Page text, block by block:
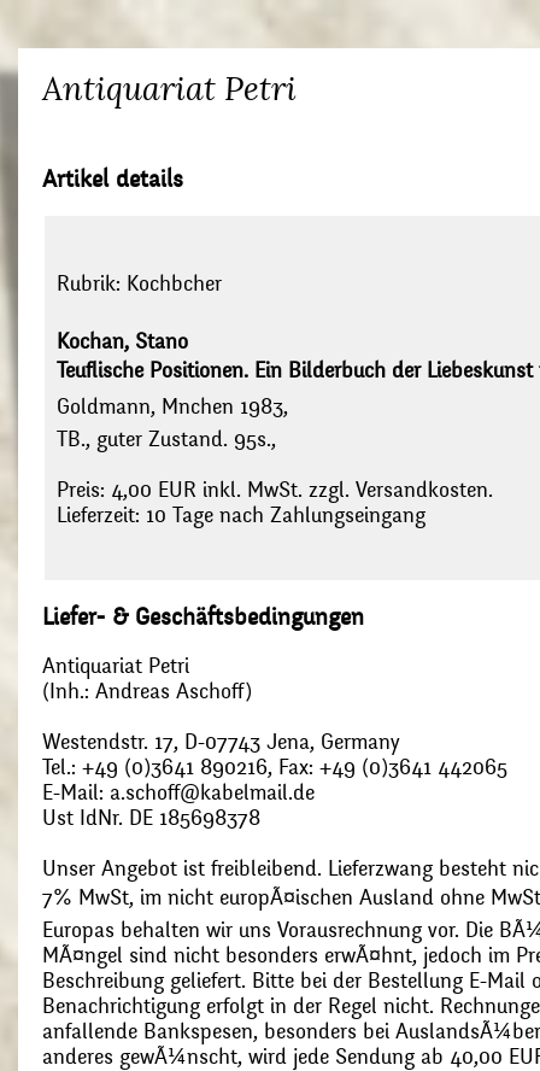
Antiquariat Petri
Artikel details
Rubrik: Kochbcher
Kochan, Stano
Teuflische Positionen. Ein Bilderbuch der Liebeskunst
Goldmann, Mnchen 1983,
TB., guter Zustand. 95s.,
Preis: 4,00 EUR inkl. MwSt. zzgl. Versandkosten.
Lieferzeit: 10 Tage nach Zahlungseingang
Liefer- & Geschäftsbedingungen
Antiquariat Petri
(Inh.: Andreas Aschoff)
Westendstr. 17, D-07743 Jena, Germany
Tel.: +49 (0)3641 890216, Fax: +49 (0)3641 442065
E-Mail: a.schoff@kabelmail.de
Ust IdNr. DE 185698378
Unser Angebot ist freibleibend. Lieferzwang besteht
7% MwSt, im nicht europÃ¤ischen Ausland ohne
Europas behalten wir uns Vorausrechnung vor. Die
MÃ¤ngel sind nicht besonders erwÃ¤hnt, jedoch im
Beschreibung geliefert. Bitte bei der Bestellung E-Mail
Benachrichtigung erfolgt in der Regel nicht.
anfallende Bankspesen, besonders bei
anderes gewÃ¼nscht, wird jede Sendung ab 40,00